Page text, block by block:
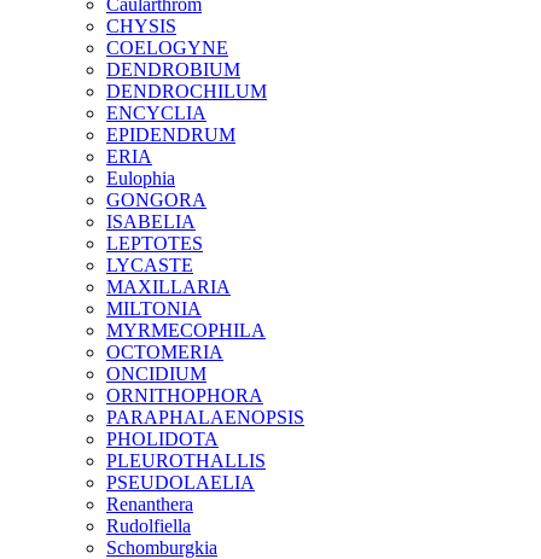
CHYSIS
COELOGYNE
DENDROBIUM
DENDROCHILUM
ENCYCLIA
EPIDENDRUM
ERIA
Eulophia
GONGORA
ISABELIA
LEPTOTES
LYCASTE
MAXILLARIA
MILTONIA
MYRMECOPHILA
OCTOMERIA
ONCIDIUM
ORNITHOPHORA
PARAPHALAENOPSIS
PHOLIDOTA
PLEUROTHALLIS
PSEUDOLAELIA
Renanthera
Rudolfiella
Schomburgkia